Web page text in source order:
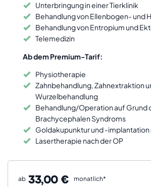
Unterbringung in einer Tierklinik
Behandlung von Ellenbogen- und
Behandlung von Entropium und
Telemedizin
Ab dem Premium-Tarif:
Physiotherapie
Zahnbehandlung, Zahnextraktion
Wurzelbehandlung
Behandlung/Operation auf Grund
Brachycephalen Syndroms
Goldakupunktur und -implantation
Lasertherapie nach der OP
ab 33,00 € monatlich*